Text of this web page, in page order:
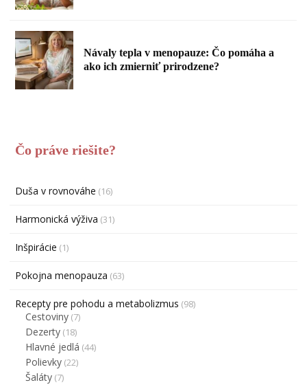
Návaly tepla v menopauze: Čo pomáha a
ako ich zmierniť prirodzene?
Čo práve riešite?
Duša v rovnováhe (16)
Harmonická výživa (31)
Inšpirácie (1)
Pokojna menopauza (63)
Recepty pre pohodu a metabolizmus (98)
Cestoviny (7)
Dezerty (18)
Hlavné jedlá (44)
Polievky (22)
Šaláty (7)